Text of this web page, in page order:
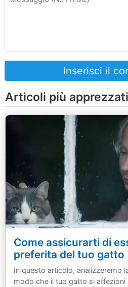
Inserisci il
Articoli più apprezzati
Come assicurarti di
preferita del tuo gatto
In questo articolo, analizzeremo
modo che il tuo gatto si affezioni